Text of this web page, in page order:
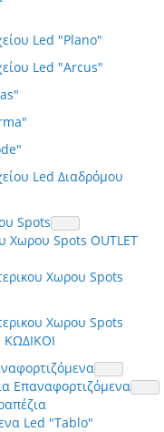
Led "Plano"
Led "Arcus"
Led Διαδρόμου
Spots
Χωρου Spots OUTLET
Χωρου Spots
Χωρου Spots
Επαναφορτιζόμενα
Led "Tablo"